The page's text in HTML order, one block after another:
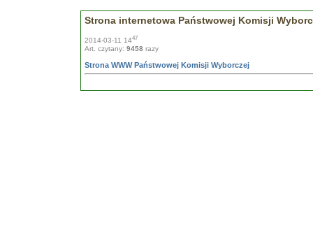
Strona internetowa Państwowej Komisji
2014-03-11 1447
Art. czytany: 9458 razy
Strona WWW Państwowej Komisji Wyborczej